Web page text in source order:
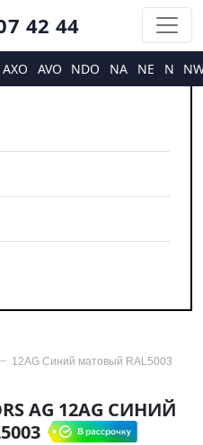
42 44
AXO AVO NDO NA NE N
12AG Cиний матовый RAL5003
AG 12AG CИНИЙ